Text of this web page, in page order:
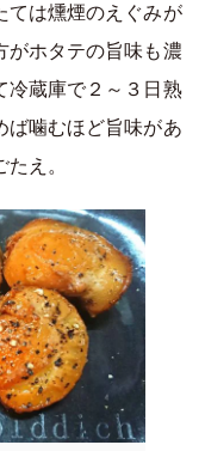
ては燻煙のえぐみが
がホタテの旨味も濃
冷蔵庫で２～３日熟
ば噛むほど旨味があ
え。